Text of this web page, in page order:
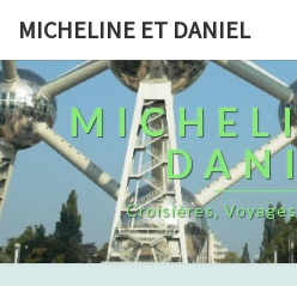
MICHELINE ET DANIEL
Croisières,